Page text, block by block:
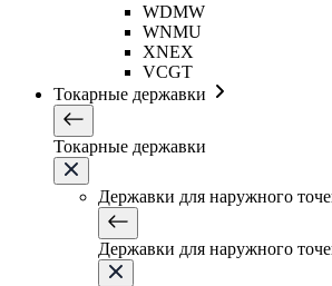
WDMW
WNMU
XNEX
VCGT
Токарные державки
Токарные державки
Державки для наружного
Державки для наружного